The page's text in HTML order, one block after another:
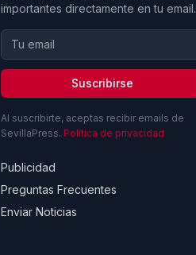
importantes directamente en tu email.
Suscribirse
Al suscribirte, aceptas recibir emails de
SevillaPress. Política de privacidad
Publicidad
Preguntas Frecuentes
Enviar Noticias